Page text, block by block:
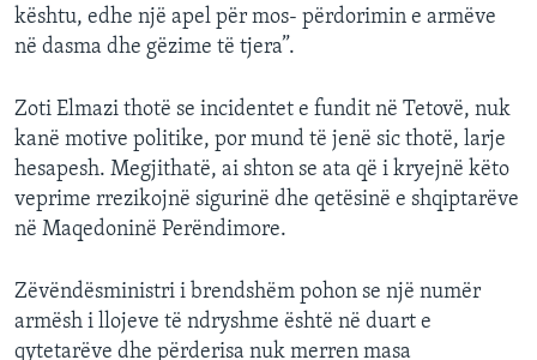
kështu, edhe një apel për mos- përdorimin e armëve
në dasma dhe gëzime të tjera”.
Zoti Elmazi thotë se incidentet e fundit në Tetovë, nuk
kanë motive politike, por mund të jenë sic thotë, larje
hesapesh. Megjithatë, ai shton se ata që i kryejnë këto
veprime rrezikojnë sigurinë dhe qetësinë e shqiptarëve
në Maqedoninë Perëndimore.
Zëvëndësministri i brendshëm pohon se një numër
armësh i llojeve të ndryshme është në duart e
qytetarëve dhe përderisa nuk merren masa